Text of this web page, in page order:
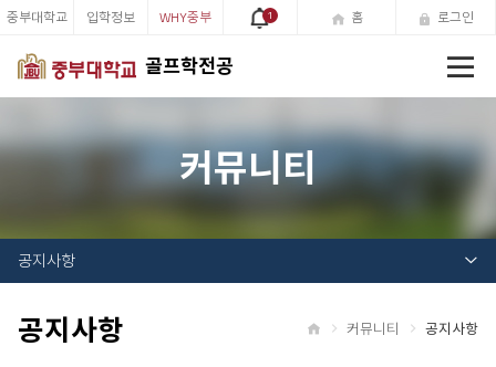
골프학전공
중부대학교 입학정보 WHY중부 1 홈 로그인
커뮤니티
공지사항
공지사항 커뮤니티 공지사항